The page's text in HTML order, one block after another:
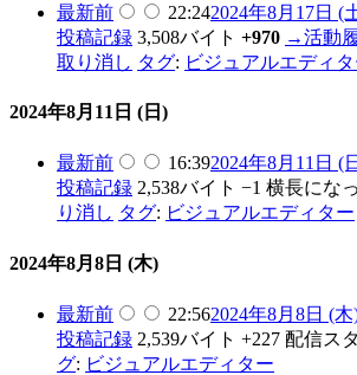
最新前 22:242024年8月17日 (
投稿記録 3,508バイト +970 →活動
取り消し タグ: ビジュアルエディ
2024年8月11日 (日)
最新前 16:392024年8月11日 (
投稿記録 2,538バイト −1 横長にな
り消し タグ: ビジュアルエディター
2024年8月8日 (木)
最新前 22:562024年8月8日 (木
投稿記録 2,539バイト +227 配信ス
グ: ビジュアルエディター